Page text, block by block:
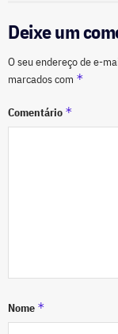
Deixe um
O seu endereço de e-
marcados com *
Comentário *
Nome *